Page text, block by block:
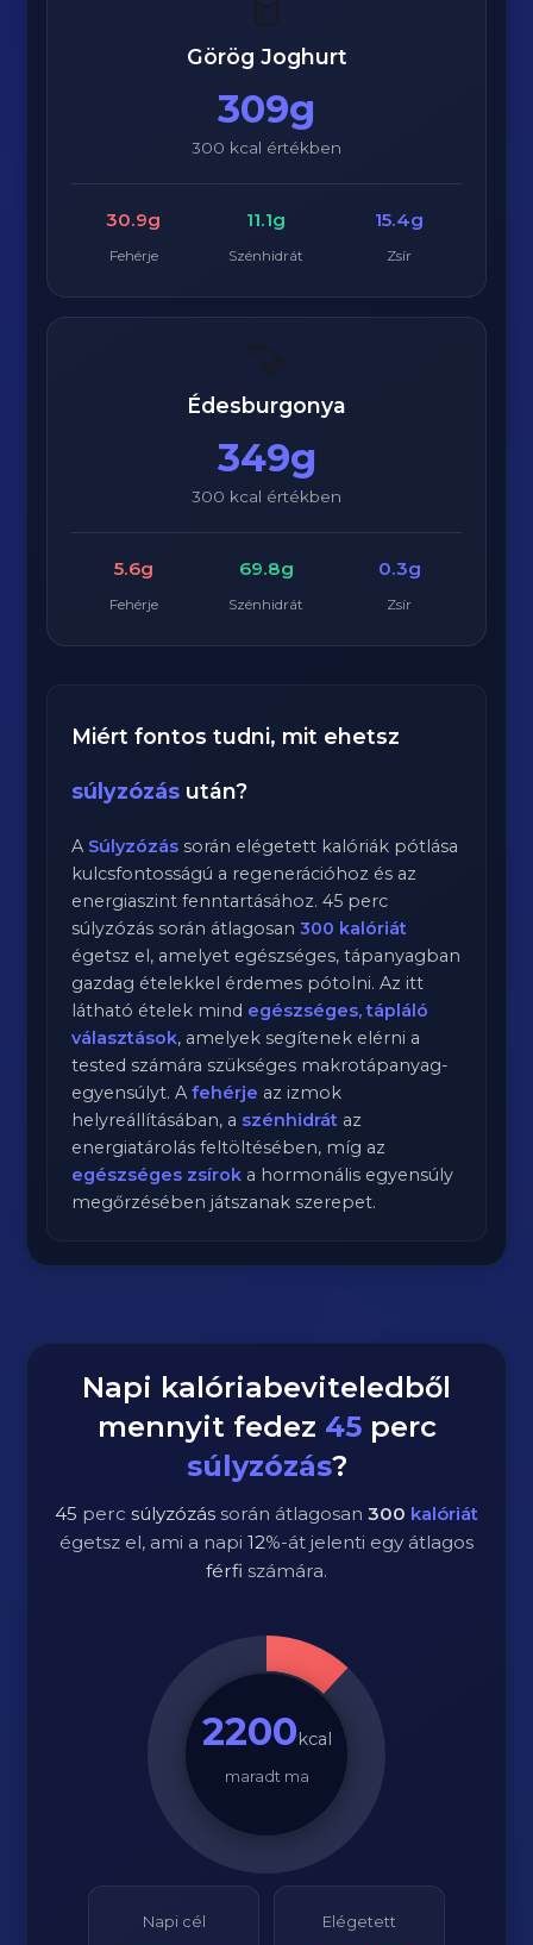
Görög Joghurt
309g
300 kcal értékben
30.9g
Fehérje
11.1g
Szénhidrát
15.4g
Zsír
Édesburgonya
349g
300 kcal értékben
5.6g
Fehérje
69.8g
Szénhidrát
0.3g
Zsír
Miért fontos tudni, mit ehetsz
súlyzózás után?
A Súlyzózás során elégetett kalóriák pótlása
kulcsfontosságú a regenerációhoz és az
energiaszint fenntartásához.45 perc
súlyzózás során átlagosan300 kalóriát
égetsz el, amelyet egészséges, tápanyagban
gazdag ételekkel érdemes pótolni. Az itt
látható ételek mind egészséges, tápláló
választások, amelyek segítenek elérni a
tested számára szükséges makrotápanyag-
egyensúlyt. Afehérje az izmok
helyreállításában, a szénhidrát az
energiatárolás feltöltésében, míg az
egészséges zsírok a hormonális egyensúly
megőrzésében játszanak szerepet.
Napi kalóriabeviteledből
mennyit fedez 45perc
súlyzózás?
45 perc súlyzózás során átlagosan 300 kalóriát
égetsz el, ami a napi 12%-át jelenti egy átlagos
férfi számára.
2200kcal
maradt ma
Napi cél Elégetett